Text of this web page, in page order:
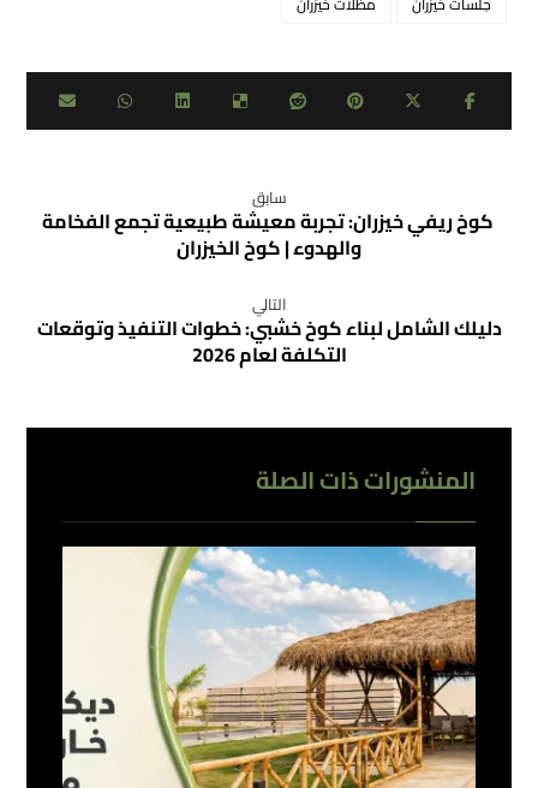
سابق
كوخ ريفي خيزران: تجربة معيشة طبيعية تجمع الفخامة
والهدوء | كوخ الخيزران
التالي
دليلك الشامل لبناء كوخ خشبي: خطوات التنفيذ وتوقعات
التكلفة لعام 2026
المنشورات ذات الصلة